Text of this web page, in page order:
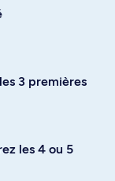
3 premières
les 4 ou 5